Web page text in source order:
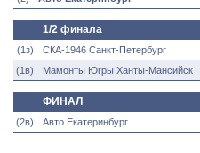
1/2 финала
(1з) СКА-1946 Санкт-Петербург
(1в)
Мамонты Югры Ханты-Мансийск
ФИНАЛ
(2в) Авто Екатеринбург